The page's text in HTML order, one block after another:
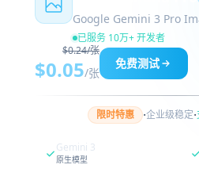
Google Gemini 3 Pro
已服务 10万+ 开发者
$0.24/张
$0.05/张
免费测试
限时特惠 ·企业级稳定·
Gemini 3
原生模型